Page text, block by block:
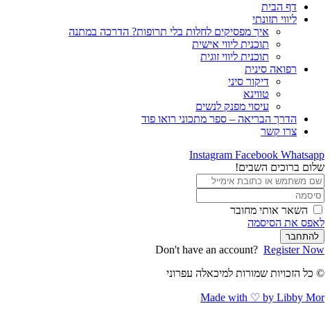
דף הבית
ליווי תזונתי
איך מפסיקים לחלות בלי תרופות? הדרכה במתנה
תוכנית ליווי אישית
תוכנית ליווי זוגית
רפואה סינית
דיקור סיני
טווינא
עיסוי מפנק לנשים
הדרך הבריאה – ספר מתכוני רואו פוד
צרו קשר
Instagram Facebook Whatsapp
שלום ברוכים השבים!
השאר אותי מחובר
לאפס את הסיסמה
להתחבר
Don't have an account? Register Now
© כל הזכויות שמורות למיכאלה עפרוני
Made with ♡ by Libby Mor